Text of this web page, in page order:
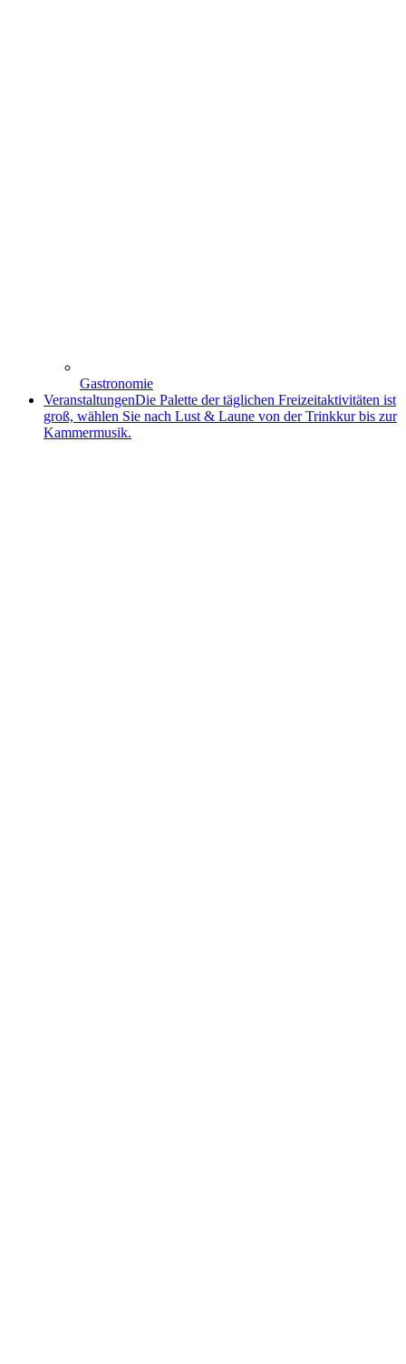
Gastronomie
VeranstaltungenDie Palette der täglichen Freizeitaktivitäten ist
groß, wählen Sie nach Lust & Laune von der Trinkkur bis zur
Kammermusik.